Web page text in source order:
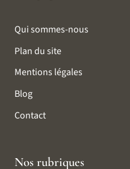
Qui sommes-nous
Plan du site
Mentions légales
Blog
Contact
Nos rubriques